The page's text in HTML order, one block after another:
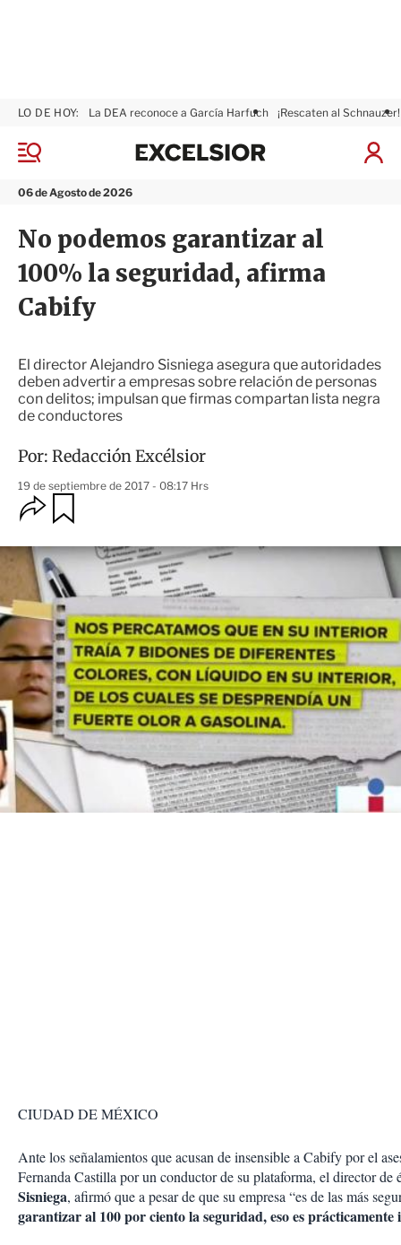
M
n
06 de Agosto de 2026
LO DE HOY: La DEA reconoce a García Harfuch ¡Rescaten al Schnauzer!
I
n
x
i
o
r
No podemos garantizar al
100% la seguridad, afirma
Cabify
El director Alejandro Sisniega asegura que autoridades
deben advertir a empresas sobre relación de personas
con delitos; impulsan que firmas compartan lista negra
de conductores
Por: Redacción Excélsior
19 de septiembre de 2017 - 08:17 Hrs
O
p
i
o
n
e
s
d
e
c
o
m
p
a
i
r
r
d
r
CIUDAD DE MÉXICO
Ante los señalamientos que acusan de insensible a Cabify por el
Fernanda Castilla por un conductor de su plataforma, el director de
Sisniega, afirmó que a pesar de que su empresa “es de las más
garantizar al 100 por ciento la seguridad, eso es prácticamente